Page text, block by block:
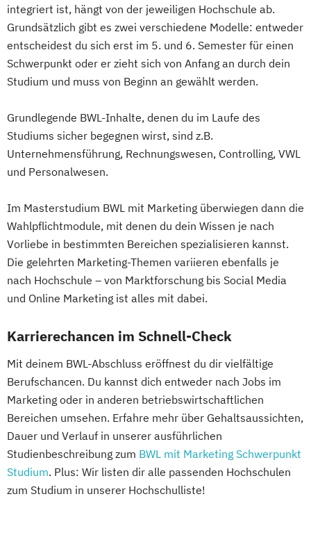
integriert ist, hängt von der jeweiligen Hochschule ab.
Grundsätzlich gibt es zwei verschiedene Modelle: entweder
entscheidest du sich erst im 5. und 6. Semester für einen
Schwerpunkt oder er zieht sich von Anfang an durch dein
Studium und muss von Beginn an gewählt werden.
Grundlegende BWL-Inhalte, denen du im Laufe des
Studiums sicher begegnen wirst, sind z.B.
Unternehmensführung, Rechnungswesen, Controlling, VWL
und Personalwesen.
Im Masterstudium BWL mit Marketing überwiegen dann die
Wahlpflichtmodule, mit denen du dein Wissen je nach
Vorliebe in bestimmten Bereichen spezialisieren kannst.
Die gelehrten Marketing-Themen variieren ebenfalls je
nach Hochschule – von Marktforschung bis Social Media
und Online Marketing ist alles mit dabei.
Karrierechancen im Schnell-Check
Mit deinem BWL-Abschluss eröffnest du dir vielfältige
Berufschancen. Du kannst dich entweder nach Jobs im
Marketing oder in anderen betriebswirtschaftlichen
Bereichen umsehen. Erfahre mehr über Gehaltsaussichten,
Dauer und Verlauf in unserer ausführlichen
Studienbeschreibung zum BWL mit Marketing Schwerpunkt
Studium. Plus: Wir listen dir alle passenden Hochschulen
zum Studium in unserer Hochschulliste!